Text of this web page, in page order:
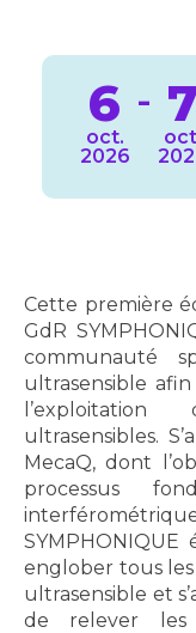
6
oct.
2026
- 7
Cette première
GdR
communauté
ultrasensible
ultrasensibles.
MecaQ, dont
processus
englober tous
ultrasensible et
de relever les